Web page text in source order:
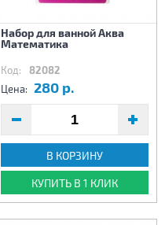
Набор для ванной Аква
Математика
Код: 82082
Цена: 280 р.
В КОРЗИНУ
КУПИТЬ В 1 КЛИК